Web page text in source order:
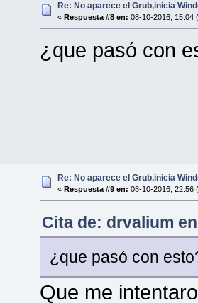
Re: No aparece el Grub,inicia
« Respuesta #8 en: 08-10-2016, 15:04
¿que pasó con
Re: No aparece el Grub,inicia
« Respuesta #9 en: 08-10-2016, 22:56
Cita de: drvalium
¿que pasó con
Que me